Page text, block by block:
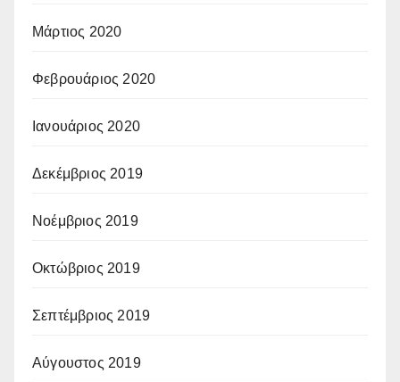
Μάρτιος 2020
Φεβρουάριος 2020
Ιανουάριος 2020
Δεκέμβριος 2019
Νοέμβριος 2019
Οκτώβριος 2019
Σεπτέμβριος 2019
Αύγουστος 2019